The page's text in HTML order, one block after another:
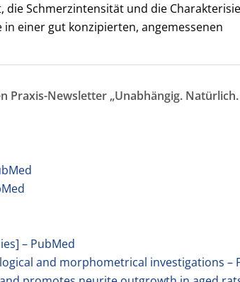
Schmerzintensität und die
einer gut konzipierten, angemessenen
Praxis-Newsletter „Unabhängig.
– PubMed
and morphometrical investigations –